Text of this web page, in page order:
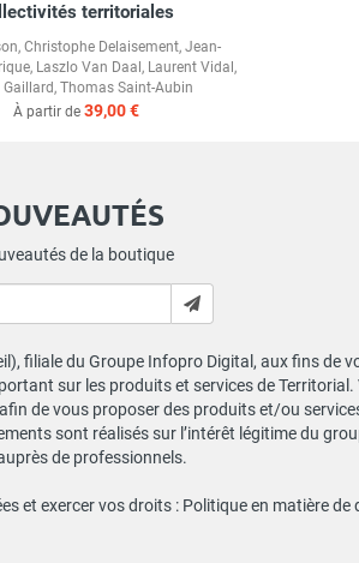
territoriales
, Christophe Delaisement, Jean-
, Laszlo Van Daal , Laurent Vidal ,
, Thomas Saint-Aubin
À partir de 39,00 €
de la boutique
filiale du Groupe Infopro Digital, aux fins de
sur les produits et services de
de vous proposer des produits et/ou
sont réalisés sur l’intérêt légitime du
de professionnels.
et exercer vos droits : Politique en matière de